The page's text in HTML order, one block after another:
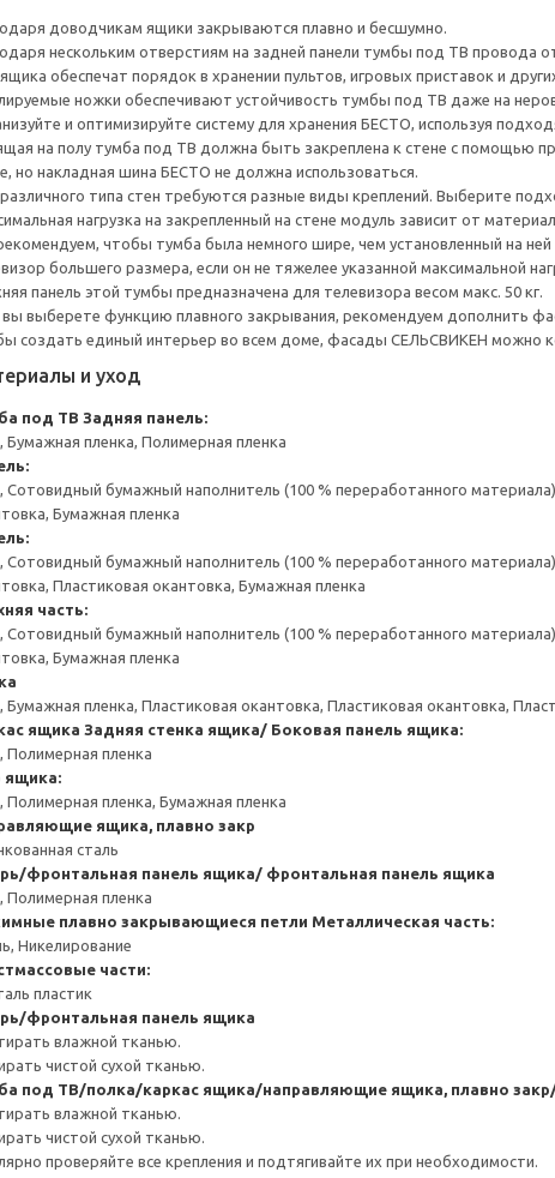
доводчикам ящики закрываются плавно и бесшумно.
нескольким отверстиям на задней панели тумбы под ТВ провода
обеспечат порядок в хранении пультов, игровых приставок и
ножки обеспечивают устойчивость тумбы под ТВ даже на
и оптимизируйте систему для хранения БЕСТО, используя
на полу тумба под ТВ должна быть закреплена к стене с помощью
но накладная шина БЕСТО не должна использоваться.
типа стен требуются разные виды креплений. Выберите
нагрузка на закрепленный на стене модуль зависит от
чтобы тумба была немного шире, чем установленный на
большего размера, если он не тяжелее указанной максимальной
панель этой тумбы предназначена для телевизора весом макс. 50 кг.
вы выберете функцию плавного закрывания, рекомендуем дополнить
создать единый интерьер во всем доме, фасады СЕЛЬСВИКЕН
и уход
под ТВ Задняя панель:
Бумажная пленка, Полимерная пленка
Сотовидный бумажный наполнитель (100 % переработанного
Бумажная пленка
Сотовидный бумажный наполнитель (100 % переработанного
Пластиковая окантовка, Бумажная пленка
часть:
Сотовидный бумажный наполнитель (100 % переработанного
Бумажная пленка
Бумажная пленка, Пластиковая окантовка, Пластиковая окантовка,
ящика Задняя стенка ящика/ Боковая панель ящика:
Полимерная пленка
ящика:
Полимерная пленка, Бумажная пленка
ящика, плавно закр
сталь
фронтальная панель ящика/ фронтальная панель ящика
Полимерная пленка
плавно закрывающиеся петли Металлическая часть:
Никелирование
части:
пластик
фронтальная панель ящика
влажной тканью.
чистой сухой тканью.
под ТВ/полка/каркас ящика/направляющие ящика, плавно
влажной тканью.
чистой сухой тканью.
проверяйте все крепления и подтягивайте их при необходимости.